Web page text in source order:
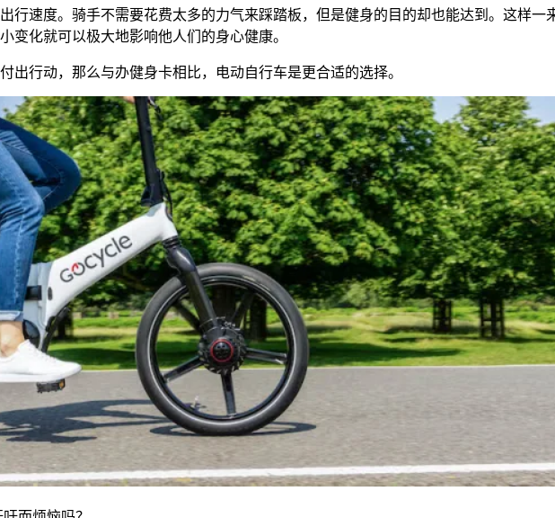
行速度。骑手不需要花费太多的力气来踩踏板，但是健身的目的却也能达到。这样
变化就可以极大地影响他人们的身心健康。
出行动，那么与办健身卡相比，电动自行车是更合适的选择。